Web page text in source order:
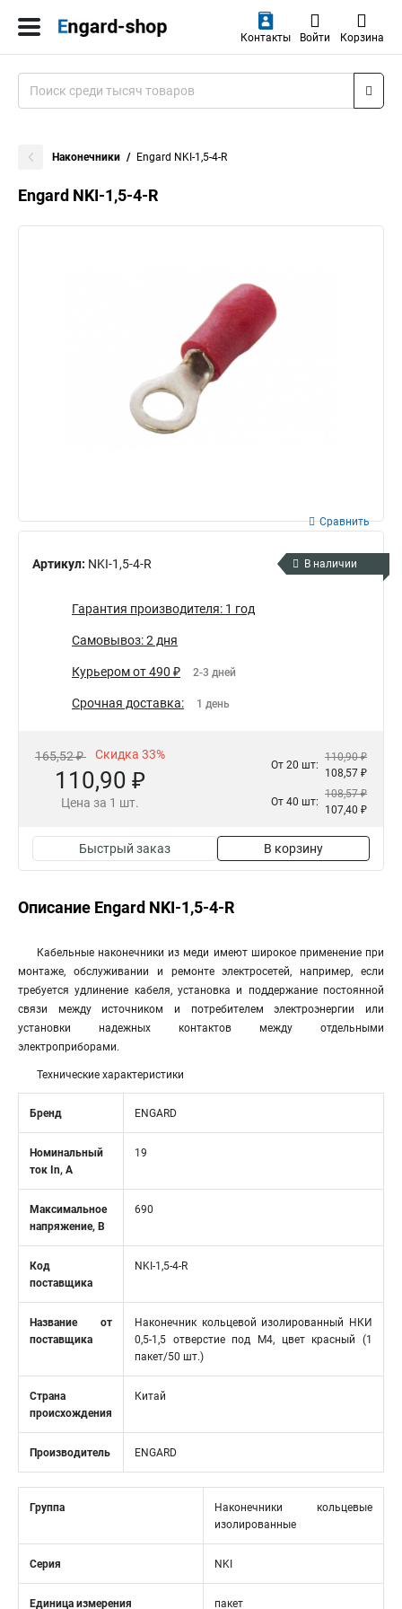
Контакты Войти Корзина
Наконечники Engard NKI-1,5-4-R
Engard NKI-1,5-4-R
Артикул: NKI-1,5-4-R
Сравнить
В наличии
Гарантия производителя: 1 год
Самовывоз: 2 дня
Курьером от 490 ₽ 2-3 дней
Срочная доставка: 1 день
165,52 ₽ Скидка 33%
110,90 ₽
Цена за 1 шт.
От 20 шт:
110,90 ₽
108,57 ₽
От 40 шт:
108,57 ₽
107,40 ₽
Быстрый заказ В корзину
Описание Engard NKI-1,5-4-R
Кабельные наконечники из меди имеют широкое применение при
монтаже, обслуживании и ремонте электросетей, например, если
требуется удлинение кабеля, установка и поддержание постоянной
связи между источником и потребителем электроэнергии или
установки надежных контактов между отдельными
электроприборами.
Технические характеристики
Бренд ENGARD
Номинальный
ток In, А
19
Максимальное
напряжение, В
690
Код
поставщика
NKI-1,5-4-R
Название от
поставщика
Наконечник кольцевой изолированный НКИ
0,5-1,5 отверстие под М4, цвет красный (1
пакет/50 шт.)
Страна
происхождения
Китай
Производитель ENGARD
Группа
Наконечники кольцевые
изолированные
Серия NKI
Единица измерения пакет